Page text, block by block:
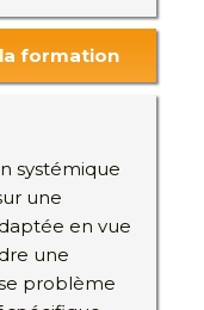
formation
systémique
une
en vue
une
problème